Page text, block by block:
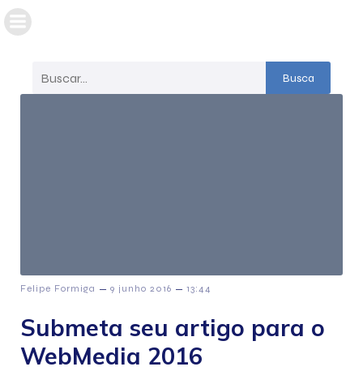
Busca
Felipe Formiga – 9 junho 2016 – 13:44
Submeta seu artigo para o
WebMedia 2016